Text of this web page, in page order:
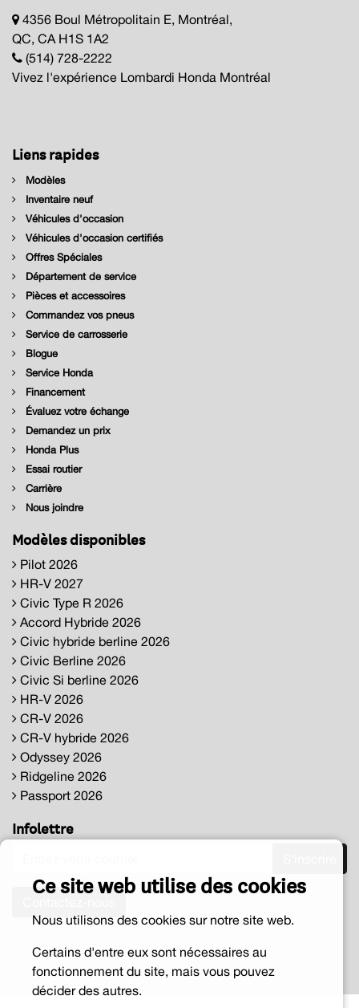
4356 Boul Métropolitain E, Montréal,
QC, CA H1S 1A2
(514) 728-2222
Vivez l'expérience Lombardi Honda Montréal
Liens rapides
Modèles
Inventaire neuf
Véhicules d'occasion
Véhicules d'occasion certifiés
Offres Spéciales
Département de service
Pièces et accessoires
Commandez vos pneus
Service de carrosserie
Blogue
Service Honda
Financement
Évaluez votre échange
Demandez un prix
Honda Plus
Essai routier
Carrière
Nous joindre
Modèles disponibles
Pilot 2026
HR-V 2027
Civic Type R 2026
Accord Hybride 2026
Civic hybride berline 2026
Civic Berline 2026
Civic Si berline 2026
HR-V 2026
CR-V 2026
CR-V hybride 2026
Odyssey 2026
Ridgeline 2026
Passport 2026
Infolettre
Ce site web utilise des cookies
Nous utilisons des cookies sur notre site web.
Certains d'entre eux sont nécessaires au
fonctionnement du site, mais vous pouvez
décider des autres.